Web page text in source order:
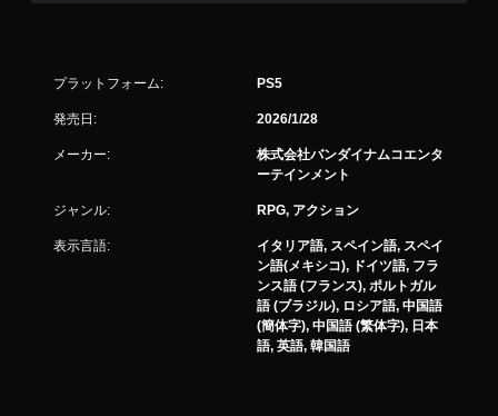
プラットフォーム: PS5
発売日: 2026/1/28
メーカー:
株式会社バンダイナムコエンタ
ーテインメント
ジャンル: RPG, アクション
表示言語:
イタリア語, スペイン語, スペイ
ン語(メキシコ), ドイツ語, フラ
ンス語 (フランス), ポルトガル
語 (ブラジル), ロシア語, 中国語
(簡体字), 中国語 (繁体字), 日本
語, 英語, 韓国語